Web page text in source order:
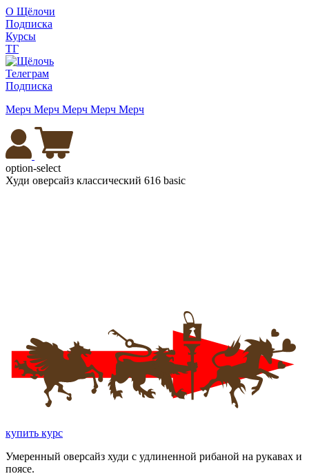
О Щёлочи
Подписка
Курсы
ТГ
Телеграм
Подписка
Мерч Мерч Мерч Мерч Мерч
option-select
Худи оверсайз классический 616 basic
купить курс
Умеренный оверсайз худи с удлиненной рибаной на рукавах и
поясе.